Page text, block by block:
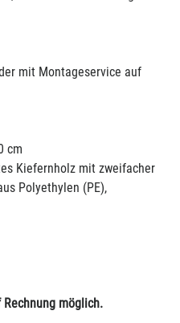
mit Montageservice auf
cm
Kiefernholz mit zweifacher
Polyethylen (PE),
möglich.